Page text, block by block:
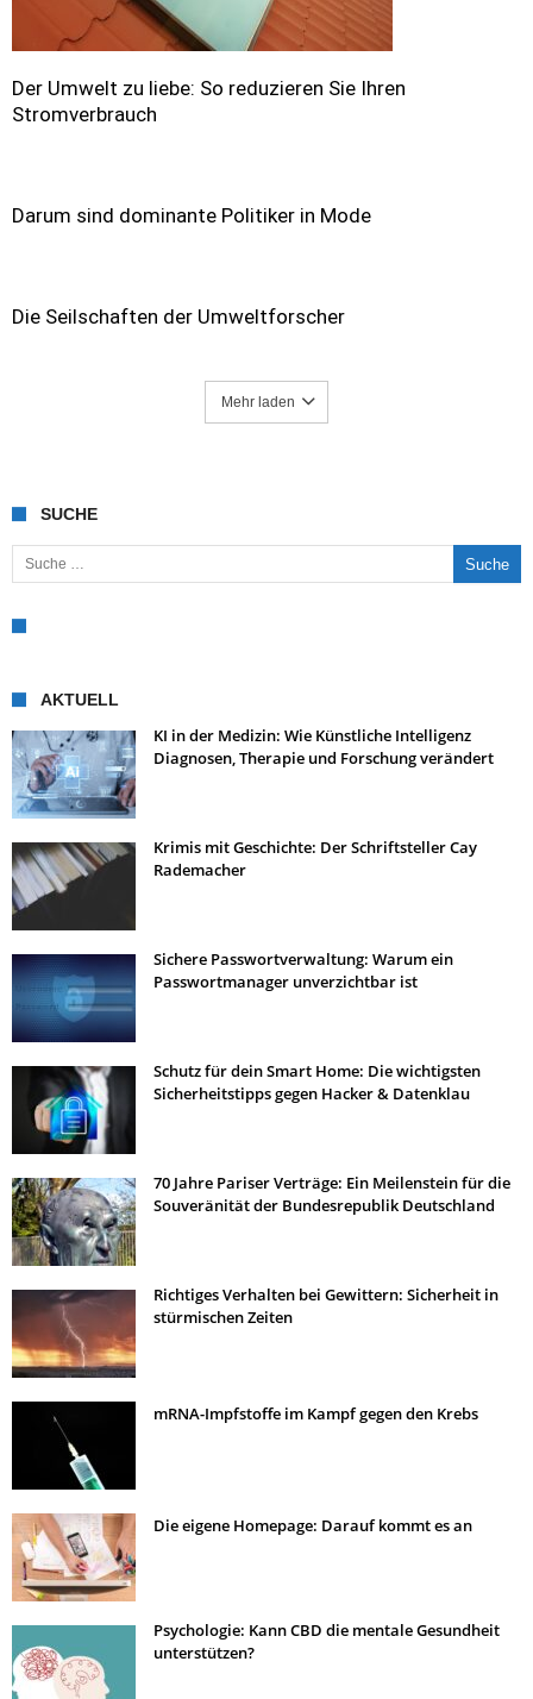
Der Umwelt zu liebe: So reduzieren Sie Ihren
Stromverbrauch
Darum sind dominante Politiker in Mode
Die Seilschaften der Umweltforscher
Mehr laden
SUCHE
Suche nach:
AKTUELL
KI in der Medizin: Wie Künstliche Intelligenz
Diagnosen, Therapie und Forschung verändert
Krimis mit Geschichte: Der Schriftsteller Cay
Rademacher
Sichere Passwortverwaltung: Warum ein
Passwortmanager unverzichtbar ist
Schutz für dein Smart Home: Die wichtigsten
Sicherheitstipps gegen Hacker & Datenklau
70 Jahre Pariser Verträge: Ein Meilenstein für die
Souveränität der Bundesrepublik Deutschland
Richtiges Verhalten bei Gewittern: Sicherheit in
stürmischen Zeiten
mRNA-Impfstoffe im Kampf gegen den Krebs
Die eigene Homepage: Darauf kommt es an
Psychologie: Kann CBD die mentale Gesundheit
unterstützen?